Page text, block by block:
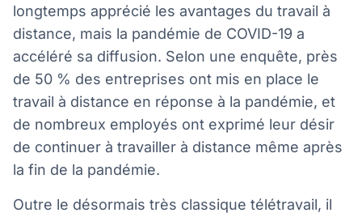
longtemps apprécié les avantages du travail à
distance, mais la pandémie de COVID-19 a
accéléré sa diffusion. Selon une enquête, près
de 50 % des entreprises ont mis en place le
travail à distance en réponse à la pandémie, et
de nombreux employés ont exprimé leur désir
de continuer à travailler à distance même après
la fin de la pandémie.
Outre le désormais très classique télétravail, il